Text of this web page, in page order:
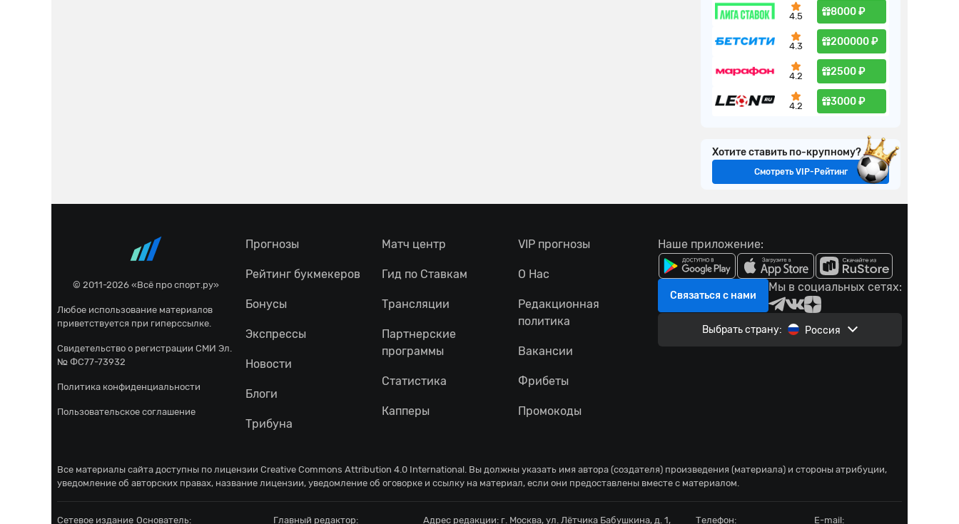
4.5 8000 ₽
4.3 200000 ₽
4.2 2500 ₽
4.2 3000 ₽
Хотите ставить по-крупному?
Смотреть VIP-Рейтинг
© 2011-2026 «Всё про спорт.ру»
Любое использование материалов
приветствуется при гиперссылке.
Свидетельство о регистрации СМИ Эл.
№ ФС77-73932
Политика конфиденциальности
Пользовательское соглашение
Прогнозы
Рейтинг букмекеров
Бонусы
Экспрессы
Новости
Блоги
Трибуна
Матч центр
Гид по Ставкам
Трансляции
Партнерские
программы
Статистика
Капперы
VIP прогнозы
О Нас
Редакционная
политика
Вакансии
Фрибеты
Промокоды
Наше приложение:
Связаться с нами
Мы в социальных сетях:
Выбрать страну: Россия
Все материалы сайта доступны по лицензии Creative Commons Attribution 4.0 International . Вы должны указать имя автора (создателя) произведения (материала) и стороны атрибуции,
уведомление об авторских правах, название лицензии, уведомление об оговорке и ссылку на материал, если они предоставлены вместе с материалом.
Сетевое издание Основатель: Главный редактор: Адрес редакции: г. Москва, ул. Лётчика Бабушкина, д. 1, Телефон: E-mail: